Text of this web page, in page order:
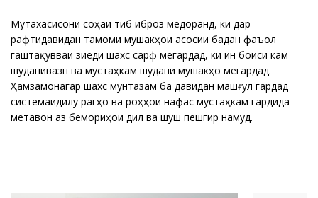
Мутахасисони соҳаи тиб иброз медоранд, ки дар
рафтидавидан тамоми мушакҳои асосии бадан фаъол
гаштақувваи зиёди шахс сарф мегардад, ки ин боиси кам
шуданивазн ва мустаҳкам шудани мушакҳо мегардад.
Ҳамзамонагар шахс мунтазам ба давидан машғул гардад
системаидилу рагҳо ва роҳҳои нафас мустаҳкам гардида
метавон аз бемориҳои дил ва шуш пешгирӣ намуд.